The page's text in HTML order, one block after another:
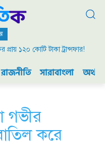
১২০ কোটি টাকা ট্রান্সফার!
ভারতের যুদ্ধ প্রস্তুতি
রাজনীতি সারাবাংলা
গভীর
করে